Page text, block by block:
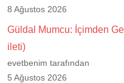
8 Ağustos 2026
Güldal Mumcu: İçimden
ileti)
evetbenim tarafından
5 Ağustos 2026